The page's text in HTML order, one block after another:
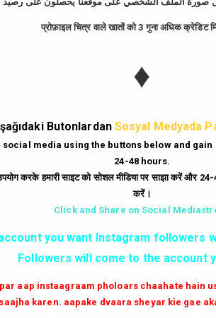
bedava
10Dakika'daBedava
|Her Dakikaücretsiz6
|Milyonlarcainstagram
GİRİŞ YAP
✔✔✔ AKTİF TAKİPCİ SATIN AL
प्रोफ़ाइल चित्र वाले खातों को 3 गुना अधिक क्रेडिट
♦
Butonlardan Sosyal Medyada
social media using the buttons below and
24-48 hours.
करके हमारी साइट को सोशल मीडिया पर साझा करें और
करें।
Click and Share on Social
you want Instagram followers
Followers will come to the account
aap instaagraam pholoars chaahate hain
karen. aapake dvaara sheyar kie gae